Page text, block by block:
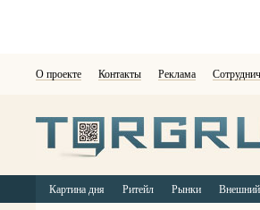
О проекте Контакты Реклама
Картина дня Ритейл Рынки